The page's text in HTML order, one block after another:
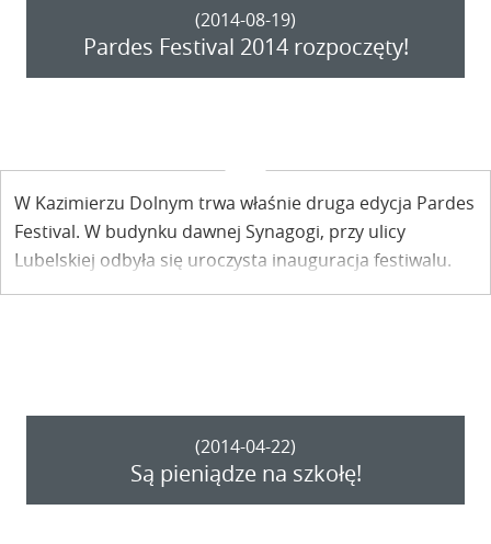
(2014-08-19)
Pardes Festival 2014 rozpoczęty!
W Kazimierzu Dolnym trwa właśnie druga edycja Pardes
Festival. W budynku dawnej Synagogi, przy ulicy
Lubelskiej odbyła się uroczysta inauguracja festiwalu.
Przed nami mnóstwo ciekawych Spotkań z Kulturą
(2014-04-22)
Są pieniądze na szkołę!